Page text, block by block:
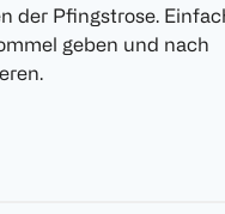
der Pfingstrose.
geben und nach